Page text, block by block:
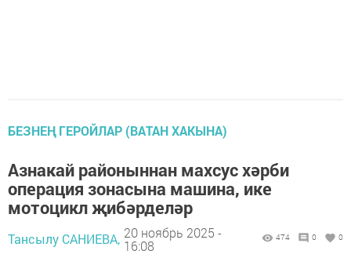
БЕЗНЕҢ ГЕРОЙЛАР (ВАТАН ХАКЫНА)
Азнакай районыннан махсус хәрби
операция зонасына машина, ике
мотоцикл җибәрделәр
Тансылу САНИЕВА, 20 ноябрь 2025 -
16:08
474 0 0